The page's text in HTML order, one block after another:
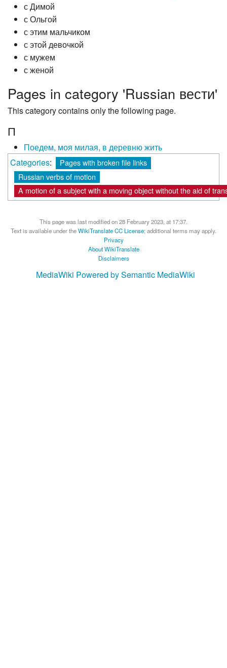
с Димой
с Ольгой
с этим мальчиком
с этой девочкой
с мужем
с женой
Pages in category 'Russian вести'
This category contains only the following page.
П
Поедем, моя милая, в деревню жить
Categories:
Pages with broken file links
Russian verbs of motion
A motion of a subject with a moving object without the aid of
This page was last modified on 28 February 2023, at 17:37.
Text is available under theWikiTranslate CC License; additional terms may apply.
Privacy
About WikiTranslate
Disclaimers
MediaWiki Powered by Semantic MediaWiki